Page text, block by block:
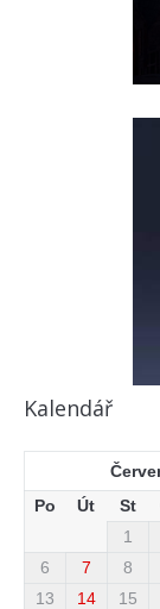
Kalendář
Po
Út St
1
6
7 8
13
14 15